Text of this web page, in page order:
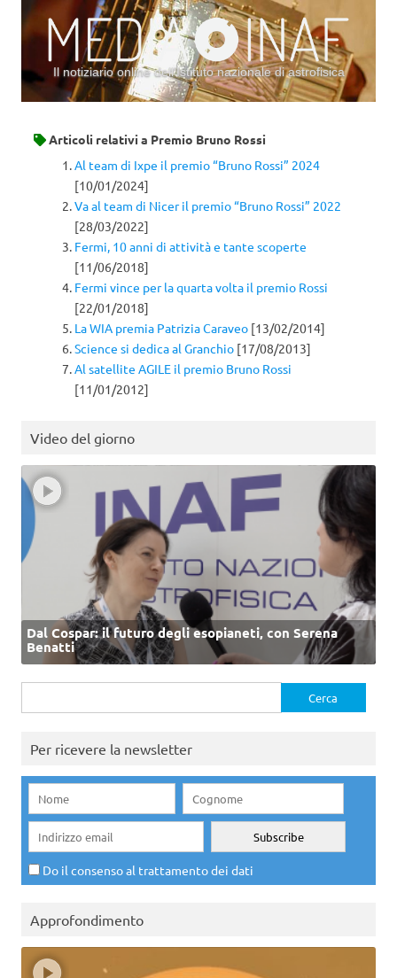
Il notiziario online dell’Istituto nazionale di astrofisica
Articoli relativi a Premio Bruno Rossi
Al team di Ixpe il premio “Bruno Rossi” 2024
[10/01/2024]
Va al team di Nicer il premio “Bruno Rossi” 2022
[28/03/2022]
Fermi, 10 anni di attività e tante scoperte
[11/06/2018]
Fermi vince per la quarta volta il premio Rossi
[22/01/2018]
La WIA premia Patrizia Caraveo [13/02/2014]
Science si dedica al Granchio [17/08/2013]
Al satellite AGILE il premio Bruno Rossi
[11/01/2012]
Video del giorno
Dal Cospar: il futuro degli esopianeti, con Serena
Benatti
per:
Per ricevere la newsletter
Do il consenso al trattamento dei dati
Approfondimento